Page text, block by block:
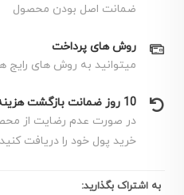
ضمانت اصل بودن محصول
روش های پرداخت
میتوانید به روش های رایج
10 روز ضمانت بازگشت هزینه
در صورت عدم رضایت از
خرید پول خود را دریافت کنید
به اشتراک بگذارید: